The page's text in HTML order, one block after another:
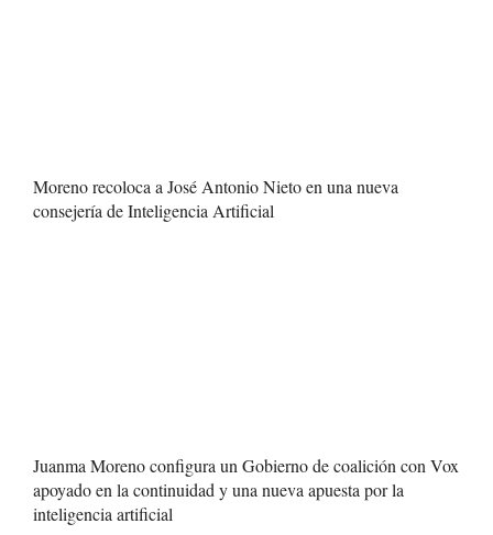
Moreno recoloca a José Antonio Nieto en una nueva
consejería de Inteligencia Artificial
Juanma Moreno configura un Gobierno de coalición con Vox
apoyado en la continuidad y una nueva apuesta por la
inteligencia artificial